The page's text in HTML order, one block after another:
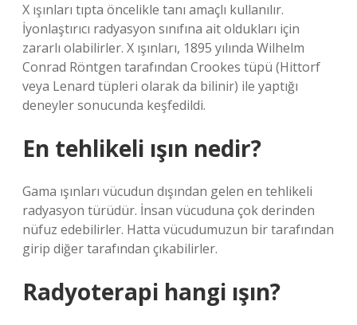
X ışınları tıpta öncelikle tanı amaçlı kullanılır.
İyonlaştırıcı radyasyon sınıfına ait oldukları için
zararlı olabilirler. X ışınları, 1895 yılında Wilhelm
Conrad Röntgen tarafından Crookes tüpü (Hittorf
veya Lenard tüpleri olarak da bilinir) ile yaptığı
deneyler sonucunda keşfedildi.
En tehlikeli ışın nedir?
Gama ışınları vücudun dışından gelen en tehlikeli
radyasyon türüdür. İnsan vücuduna çok derinden
nüfuz edebilirler. Hatta vücudumuzun bir tarafından
girip diğer tarafından çıkabilirler.
Radyoterapi hangi ışın?